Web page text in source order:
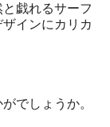
戯れるサーフ
インにカリカ
でしょうか。